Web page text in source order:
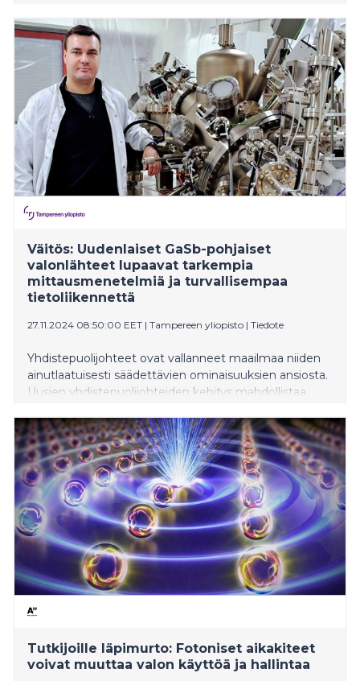
Väitös: Uudenlaiset GaSb-pohjaiset
valonlähteet lupaavat tarkempia
mittausmenetelmiä ja turvallisempaa
tietoliikennettä
27.11.2024 08:50:00 EET | Tampereen yliopisto | Tiedote
Yhdistepuolijohteet ovat vallanneet maailmaa niiden
ainutlaatuisesti säädettävien ominaisuuksien ansiosta.
Uusien yhdistepuolijohteiden kehitys mahdollistaa
laajentamisen sekä tehostamisen.
Väitöstutkimuksessaan diplomi-insinööri Joonas Hilska
kehitti uudenlaisia GaSb-yhdistepuolijohteita
infrapuna-alueen fotoniikan sovelluksiin.
Tutkijoille läpimurto: Fotoniset aikakiteet
voivat muuttaa valon käyttöä ja hallintaa